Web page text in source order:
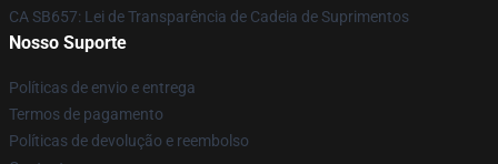
CA SB657: Lei de Transparência de Cadeia de Suprimentos
Nosso Suporte
Políticas de envio e entrega
Termos de pagamento
Políticas de devolução e reembolso